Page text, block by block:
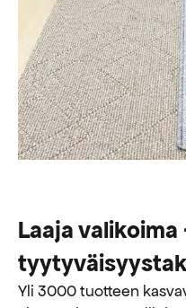
Laaja valikoima
Yli 3000 tuotteen